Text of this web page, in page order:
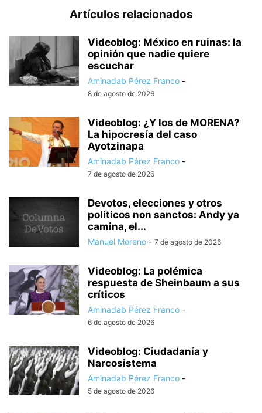
Artículos relacionados
Videoblog: México en ruinas: la
opinión que nadie quiere
escuchar
Aminadab Pérez Franco -
8 de agosto de 2026
Videoblog: ¿Y los de MORENA?
La hipocresía del caso
Ayotzinapa
Aminadab Pérez Franco -
7 de agosto de 2026
Devotos, elecciones y otros
políticos non sanctos: Andy ya
camina, el...
Manuel Moreno - 7 de agosto de 2026
Videoblog: La polémica
respuesta de Sheinbaum a sus
críticos
Aminadab Pérez Franco -
6 de agosto de 2026
Videoblog: Ciudadanía y
Narcosistema
Aminadab Pérez Franco -
5 de agosto de 2026